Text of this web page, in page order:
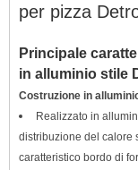
per pizza
Principale
in alluminio stile
Costruzione in
Realizzato in
distribuzione del calore
caratteristico bordo di